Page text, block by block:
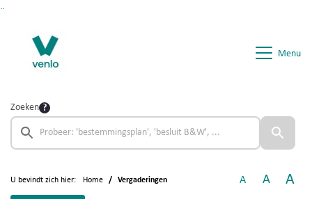
Menu
Zoeken
U bevindt zich hier: Home Vergaderingen A A A